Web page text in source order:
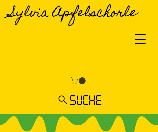
Sylvia Apfelschorle
SUCHE